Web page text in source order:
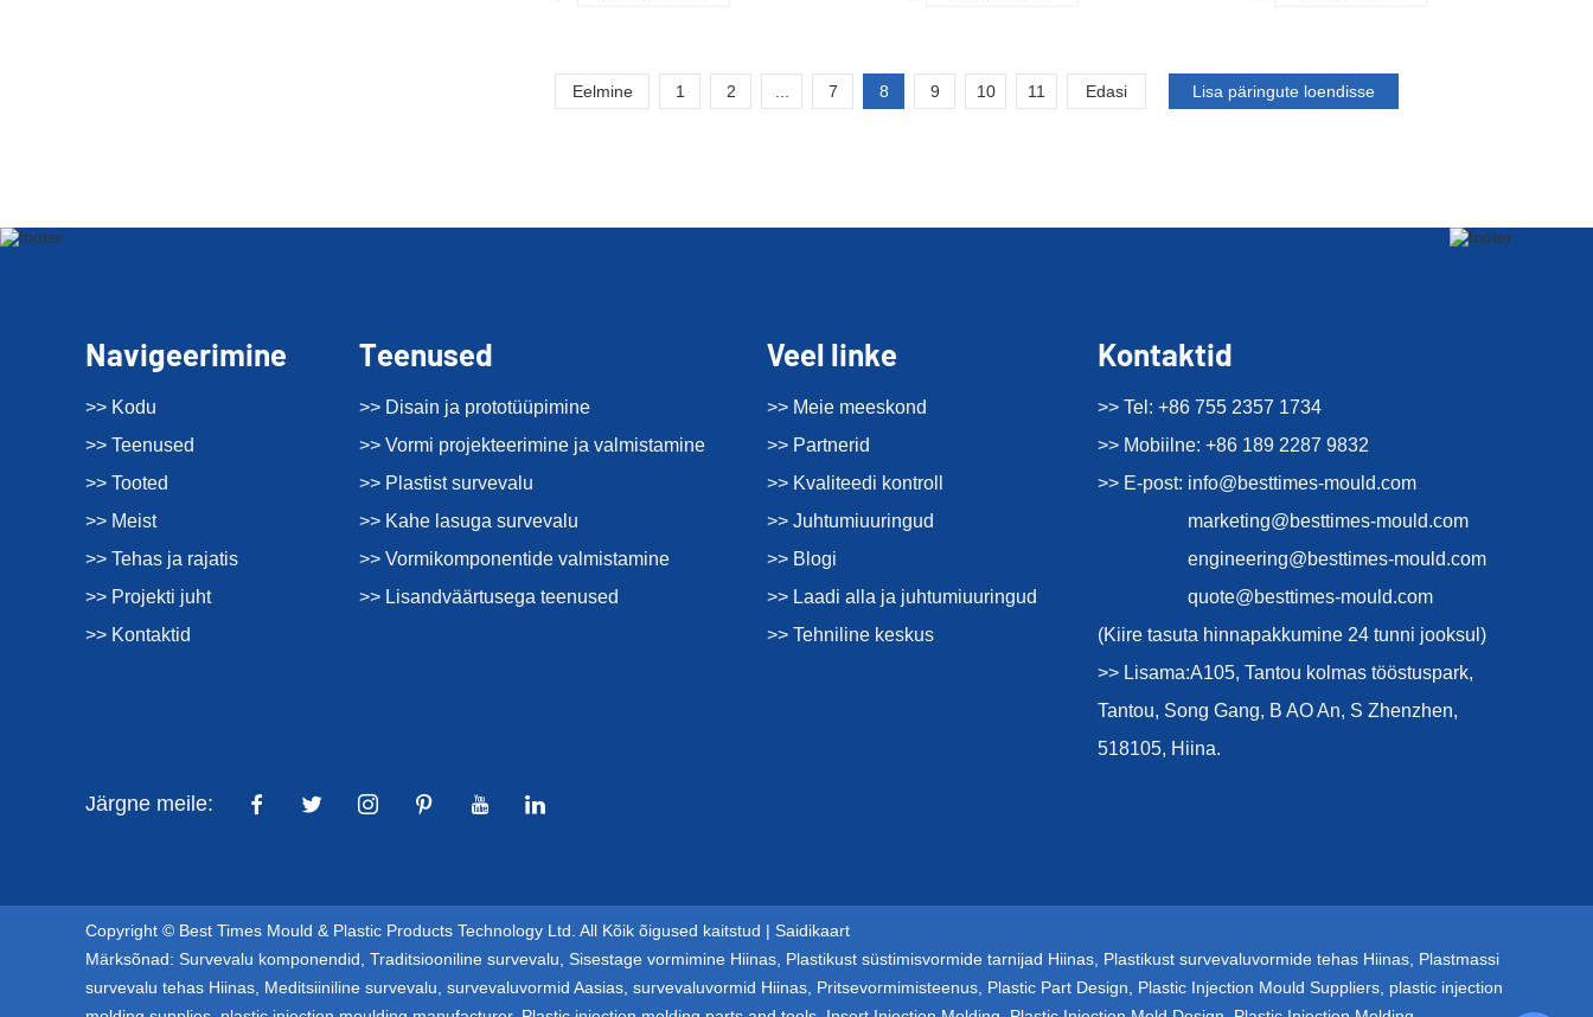
Eelmine 1 2 7 8 9 10 11 Edasi
Navigeerimine
>> Kodu
>> Teenused
>> Tooted
>> Meist
>> Tehas ja rajatis
>> Projekti juht
>> Kontaktid
Teenused
>> Disain ja prototüüpimine
>> Vormi projekteerimine ja valmistamine
>> Plastist survevalu
>> Kahe lasuga survevalu
>> Vormikomponentide valmistamine
>> Lisandväärtusega teenused
Veel linke
>> Meie meeskond
>> Partnerid
>> Kvaliteedi kontroll
>> Juhtumiuuringud
>> Blogi
>> Laadi alla ja juhtumiuuringud
>> Tehniline keskus
Kontaktid
>> Tel: +86 755 2357 1734
>> Mobiilne: +86 189 2287 9832
>> E-post: info@besttimes-mould.com
marketing@besttimes-mould.com
engineering@besttimes-mould.com
quote@besttimes-mould.com
(Kiire tasuta hinnapakkumine 24 tunni jooksul)
>> Lisama:A105, Tantou kolmas tööstuspark,
Tantou, Song Gang, B AO An, S Zhenzhen,
518105, Hiina.
Järgne meile:
Copyright © Best Times Mould & Plastic Products Technology Ltd. All Kõik õigused kaitstud | Saidikaart
Märksõnad: Survevalu komponendid Traditsiooniline survevalu Sisestage vormimine Hiinas Plastikust süstimisvormide tarnijad Hiinas Plastikust survevaluvormide tehas Hiinas Plastmassi
survevalu tehas Hiinas Meditsiiniline survevalu survevaluvormid Aasias survevaluvormid Hiinas Pritsevormimisteenus Plastic Part Design Plastic Injection Mould Suppliers plastic injection